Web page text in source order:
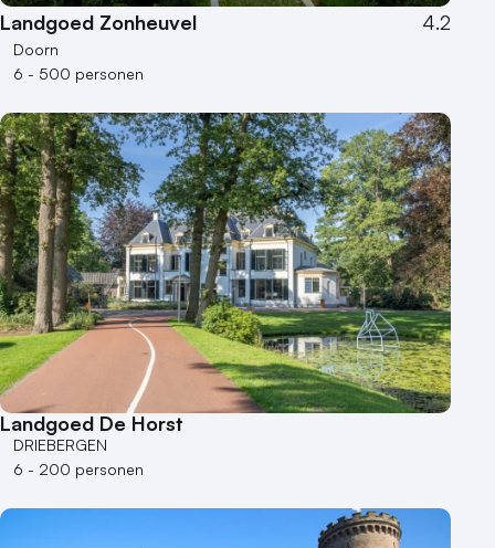
Landgoed Zonheuvel 4.2
Doorn
6 - 500 personen
Landgoed De Horst
DRIEBERGEN
6 - 200 personen